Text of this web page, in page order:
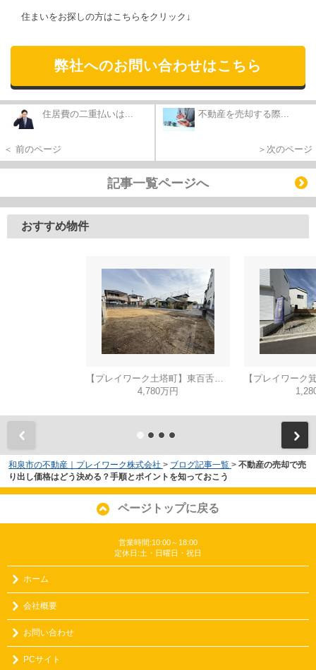
住まいをお探しの方はこちらをクリック↓
弊社へのお問い合わせはこちら
住居費の二重払いは...
＜ 前のページ
不動産を売却する際...
＞次のページ
記事一覧ページへ
おすすめ物件
4,780万円
和泉市の不動産｜プレイワーク株式会社 > ブログ記事一覧 > 不動産の売却で売
り出し価格はどう決める？手順とポイントを知っておこう
ページトップに戻る
営業時間:10:00～18:00
定休日:土・日曜日・祝日
ホーム
会社概要
お問い合わせ
PCサイト